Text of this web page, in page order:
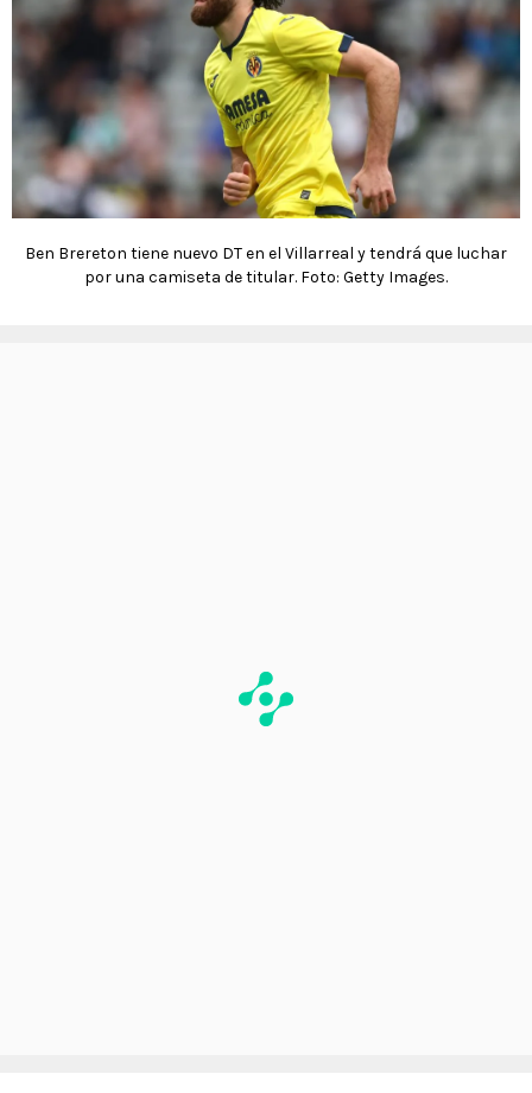
Ben Brereton tiene nuevo DT en el Villarreal y tendrá que luchar
por una camiseta de titular. Foto: Getty Images.